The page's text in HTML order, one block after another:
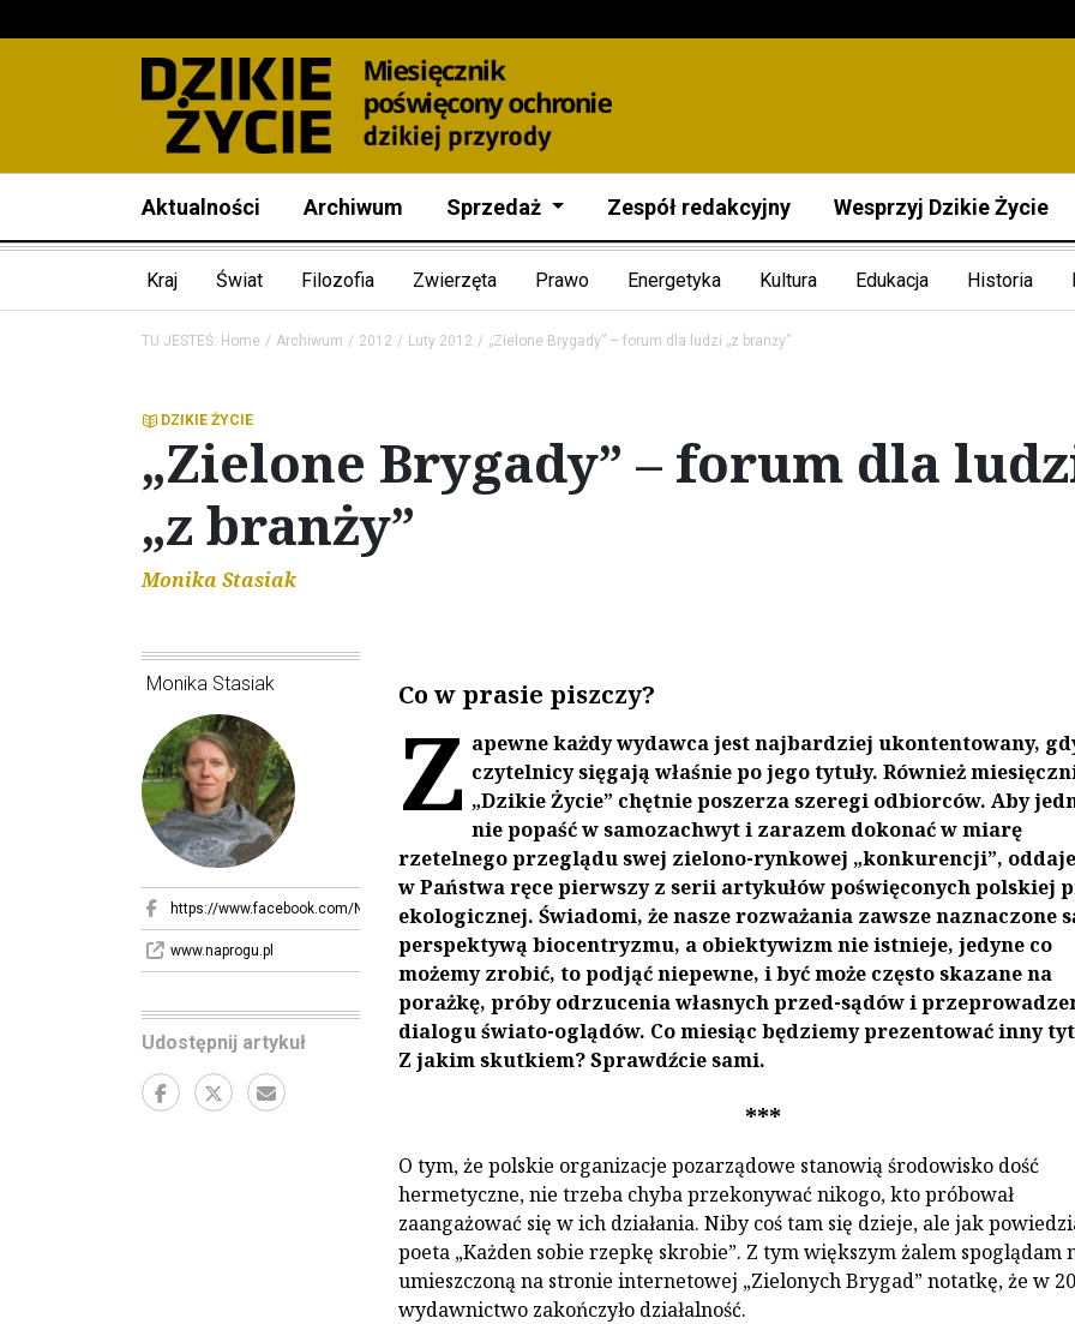
Aktualności Archiwum Sprzedaż Zespół redakcyjny Wesprzyj Dzikie Życie
Kraj Świat Filozofia Zwierzęta Prawo Energetyka Kultura Edukacja Historia
TU JESTEŚ: Home Archiwum 2012 Luty 2012 „Zielone Brygady” – forum dla ludzi „z branży”
DZIKIE ŻYCIE
„Zielone Brygady” – forum dla
„z branży”
Monika Stasiak
Monika Stasiak
https://www.facebook.com/NaProgu
www.naprogu.pl
Udostępnij artykuł
Co w prasie piszczy?
Z apewne każdy wydawca jest najbardziej ukontentowany,
czytelnicy sięgają właśnie po jego tytuły. Również
„Dzikie Życie” chętnie poszerza szeregi odbiorców. Aby
nie popaść w samozachwyt i zarazem dokonać w miarę
rzetelnego przeglądu swej zielono-rynkowej „konkurencji”,
w Państwa ręce pierwszy z serii artykułów poświęconych polskiej
ekologicznej. Świadomi, że nasze rozważania zawsze naznaczone
perspektywą biocentryzmu, a obiektywizm nie istnieje, jedyne co
możemy zrobić, to podjąć niepewne, i być może często skazane na
porażkę, próby odrzucenia własnych przed-sądów i
dialogu świato-oglądów. Co miesiąc będziemy prezentować inny
Z jakim skutkiem? Sprawdźcie sami.
***
O tym, że polskie organizacje pozarządowe stanowią środowisko dość
hermetyczne, nie trzeba chyba przekonywać nikogo, kto próbował
zaangażować się w ich działania. Niby coś tam się dzieje, ale jak
poeta „Każden sobie rzepkę skrobie”. Z tym większym żalem spoglądam
umieszczoną na stronie internetowej „Zielonych Brygad” notatkę, że w
wydawnictwo zakończyło działalność.